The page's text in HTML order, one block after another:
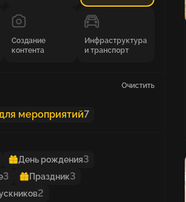
Создание
контента
Инфраструктура
и транспорт
Очистить
мероприятий7
День рождения3
3 Праздник3
2